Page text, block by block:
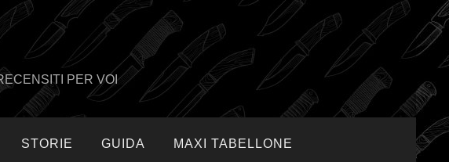
PER VOI
STORIE GUIDA MAXI TABELLONE